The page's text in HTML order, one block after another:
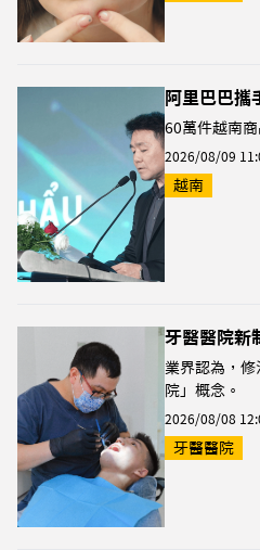
阿里巴巴攜
60萬件越南商
2026/08/09
越南
牙醫醫院新
業界認為，
院」概念。
2026/08/08
牙醫醫院